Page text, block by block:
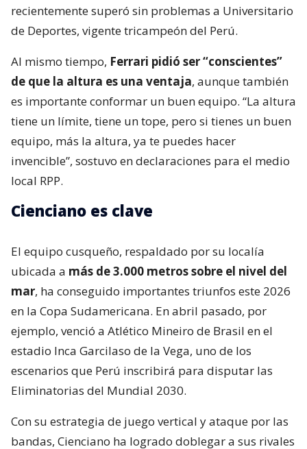
recientemente superó sin problemas a Universitario
de Deportes, vigente tricampeón del Perú.
Al mismo tiempo, Ferrari pidió ser “conscientes”
de que la altura es una ventaja, aunque también
es importante conformar un buen equipo. “La altura
tiene un límite, tiene un tope, pero si tienes un buen
equipo, más la altura, ya te puedes hacer
invencible”, sostuvo en declaraciones para el medio
local RPP.
Cienciano es clave
El equipo cusqueño, respaldado por su localía
ubicada a más de 3.000 metros sobre el nivel del
mar, ha conseguido importantes triunfos este 2026
en la Copa Sudamericana. En abril pasado, por
ejemplo, venció a Atlético Mineiro de Brasil en el
estadio Inca Garcilaso de la Vega, uno de los
escenarios que Perú inscribirá para disputar las
Eliminatorias del Mundial 2030.
Con su estrategia de juego vertical y ataque por las
bandas, Cienciano ha logrado doblegar a sus rivales